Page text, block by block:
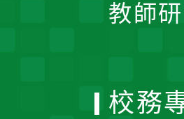
教師
校務